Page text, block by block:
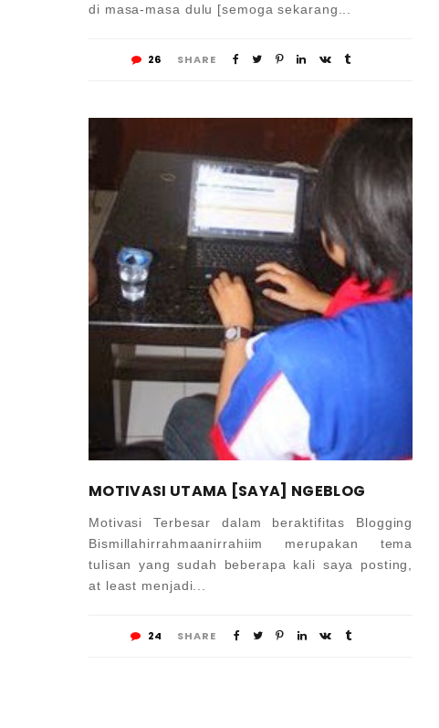
di masa-masa dulu [semoga sekarang...
26 SHARE
MOTIVASI UTAMA [SAYA] NGEBLOG
Motivasi Terbesar dalam beraktifitas Blogging
Bismillahirrahmaanirrahiim merupakan tema
tulisan yang sudah beberapa kali saya posting,
at least menjadi...
24 SHARE